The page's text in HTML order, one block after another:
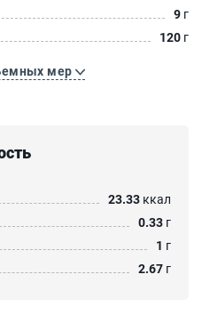
9 г
120 г
мер
23.33 ккал
0.33 г
1 г
2.67 г